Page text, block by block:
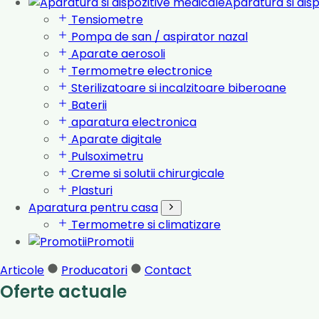
Tensiometre
Pompa de san / aspirator nazal
Aparate aerosoli
Termometre electronice
Sterilizatoare si incalzitoare biberoane
Baterii
aparatura electronica
Aparate digitale
Pulsoximetru
Creme si solutii chirurgicale
Plasturi
Aparatura pentru casa
Termometre si climatizare
Promotii
Articole
Producatori Contact
Oferte actuale